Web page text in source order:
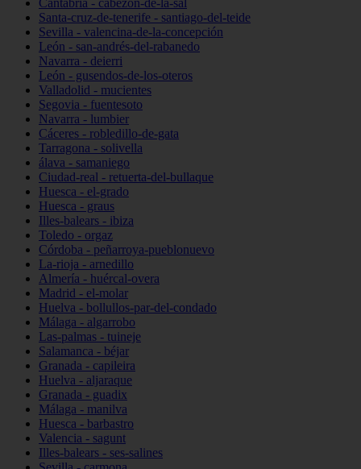
Cantabria - cabezón-de-la-sal
Santa-cruz-de-tenerife - santiago-del-teide
Sevilla - valencina-de-la-concepción
León - san-andrés-del-rabanedo
Navarra - deierri
León - gusendos-de-los-oteros
Valladolid - mucientes
Segovia - fuentesoto
Navarra - lumbier
Cáceres - robledillo-de-gata
Tarragona - solivella
álava - samaniego
Ciudad-real - retuerta-del-bullaque
Huesca - el-grado
Huesca - graus
Illes-balears - ibiza
Toledo - orgaz
Córdoba - peñarroya-pueblonuevo
La-rioja - arnedillo
Almería - huércal-overa
Madrid - el-molar
Huelva - bollullos-par-del-condado
Málaga - algarrobo
Las-palmas - tuineje
Salamanca - béjar
Granada - capileira
Huelva - aljaraque
Granada - guadix
Málaga - manilva
Huesca - barbastro
Valencia - sagunt
Illes-balears - ses-salines